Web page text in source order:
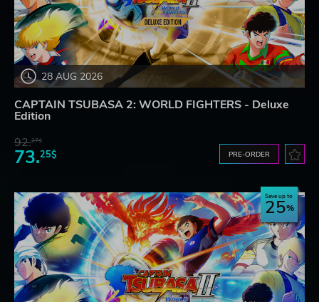
28 AUG 2026
CAPTAIN TSUBASA 2: WORLD FIGHTERS - Deluxe
Edition
92.27$
73.25$ PRE-ORDER
Save up to
25